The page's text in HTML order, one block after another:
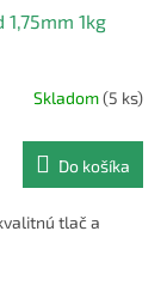
1kg
Skladom(5 ks)
Do košíka
tlač a